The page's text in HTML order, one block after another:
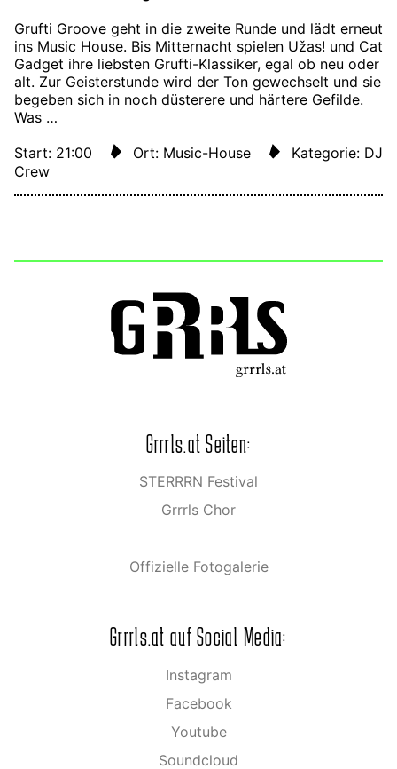
Grufti Groove geht in die zweite Runde und lädt erneut
ins Music House. Bis Mitternacht spielen Užas! und Cat
Gadget ihre liebsten Grufti-Klassiker, egal ob neu oder
alt. Zur Geisterstunde wird der Ton gewechselt und sie
begeben sich in noch düsterere und härtere Gefilde.
Was …
Start: 21:00 Ort: Music-House
Kategorie: DJ
Crew
Grrrls.at Seiten:
STERRRN Festival
Grrrls Chor
Offizielle Fotogalerie
Grrrls.at auf Social Media:
Instagram
Facebook
Youtube
Soundcloud